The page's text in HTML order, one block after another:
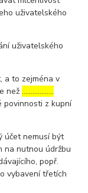
uživatelského
uživatelského
to zejména v
než………………
povinnosti z kupní
nemusí být
na nutnou údržbu
popř.
vybavení třetích